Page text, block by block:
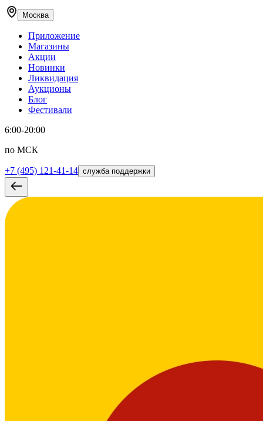
Москва
Приложение
Магазины
Акции
Новинки
Ликвидация
Аукционы
Блог
Фестивали
6:00-20:00
по МСК
+7 (495) 121-41-14 служба поддержки